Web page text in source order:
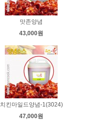
맛존양념
43,000원
치킨마일드양념-1(3024)
47,000원